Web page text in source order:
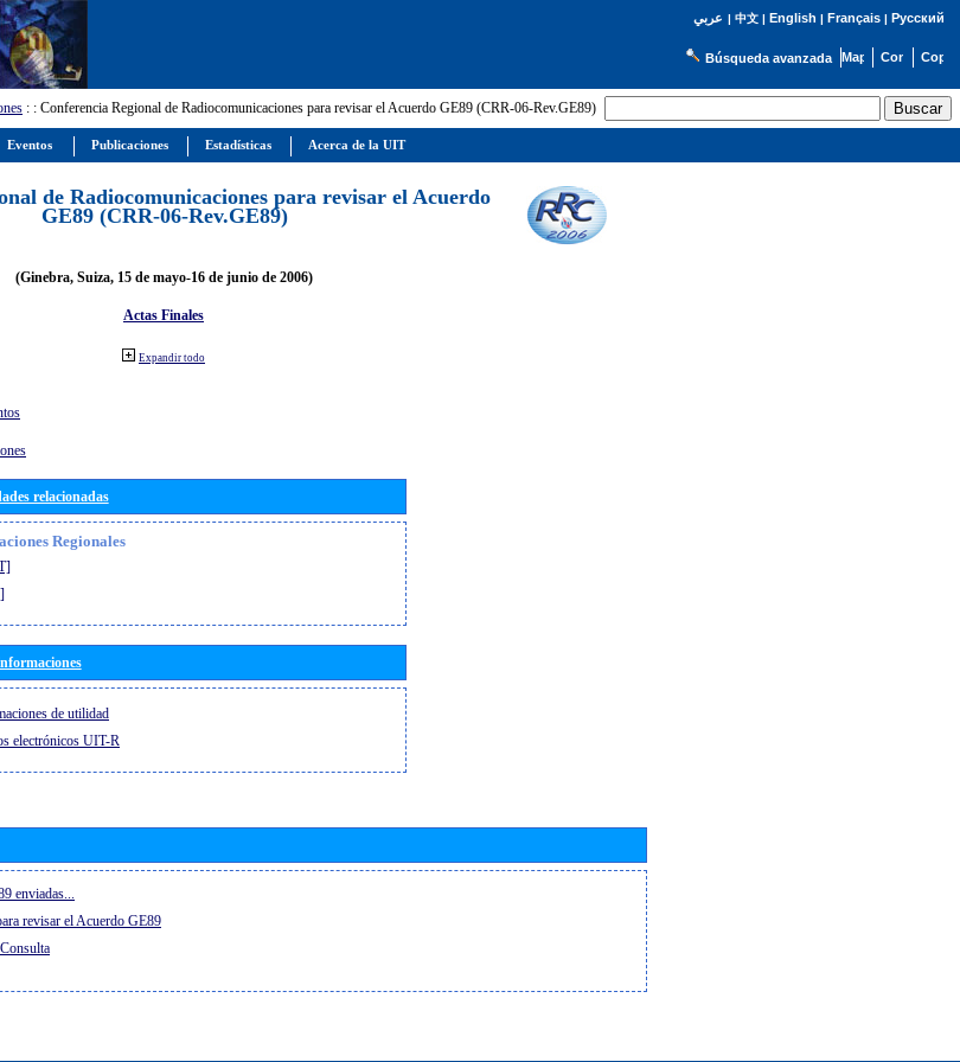
عربي | 中文| English | Français| Русский
Búsqueda avanzada
: : Conferencia Regional de Radiocomunicaciones para revisar el Acuerdo GE89 (CRR-06-Rev.GE89)
de Radiocomunicaciones para revisar el Acuerdo
GE89 (CRR-06-Rev.GE89)
(Ginebra, Suiza, 15 de mayo-16 de junio de 2006)
Actas Finales
Expandir todo
relacionadas
Regionales
de utilidad
electrónicos UIT-R
enviadas...
revisar el Acuerdo GE89
Eventos Publicaciones Estadísticas Acerca de la UIT